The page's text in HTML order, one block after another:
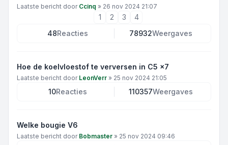
Laatste bericht door Ccinq » 26 nov 2024 21:07
1 2 3
4
48Reacties 78932Weergaves
Hoe de koelvloestof te verversen in C5 x7
Laatste bericht door LeonVerr » 25 nov 2024 21:05
10Reacties 110357Weergaves
Welke bougie V6
Laatste bericht door Bobmaster » 25 nov 2024 09:46